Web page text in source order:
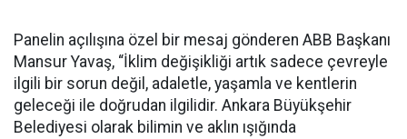
Panelin açılışına özel bir mesaj gönderen ABB Başkanı
Mansur Yavaş, “İklim değişikliği artık sadece çevreyle
ilgili bir sorun değil, adaletle, yaşamla ve kentlerin
geleceği ile doğrudan ilgilidir. Ankara Büyükşehir
Belediyesi olarak bilimin ve aklın ışığında